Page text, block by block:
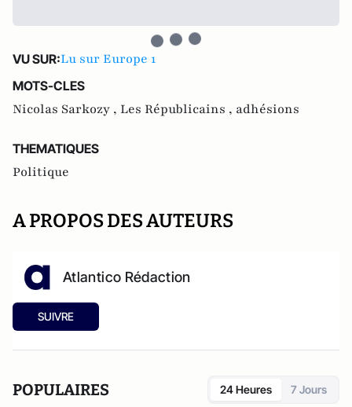
VU SUR:Lu sur Europe 1
MOTS-CLES
Nicolas Sarkozy , Les Républicains , adhésions
THEMATIQUES
Politique
A PROPOS DES AUTEURS
Atlantico Rédaction
SUIVRE
POPULAIRES 24 Heures 7 Jours